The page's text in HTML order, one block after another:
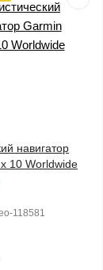
навигатор
10 Worldwide
118581